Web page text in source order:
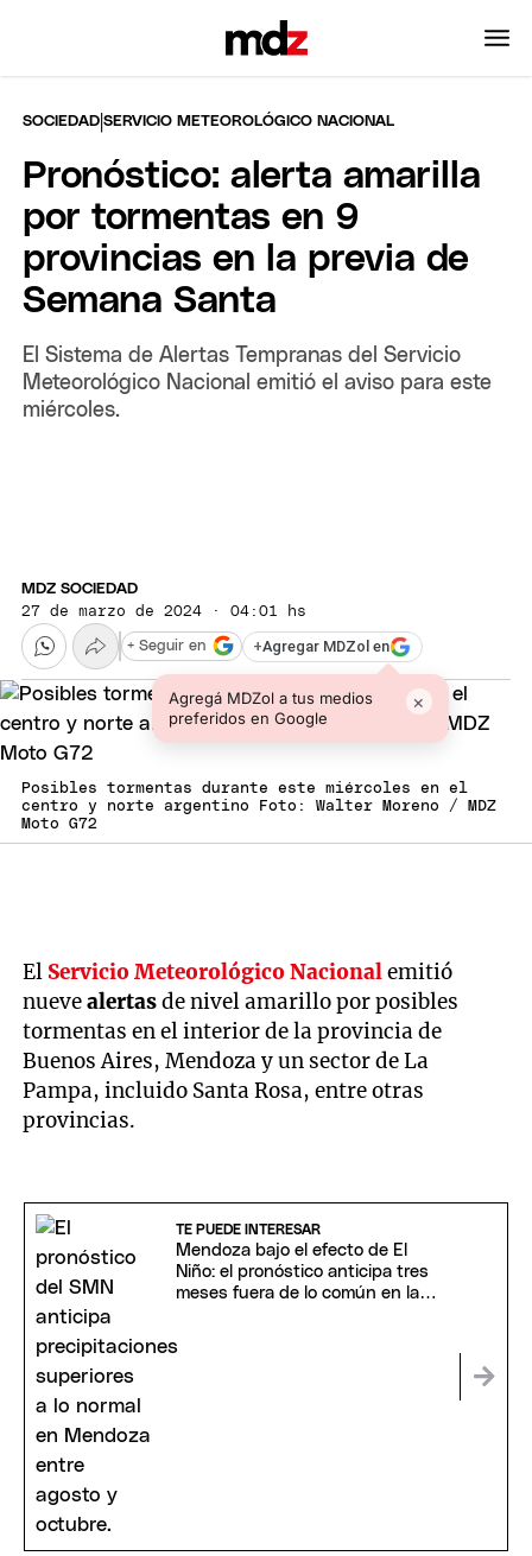
SOCIEDAD |SERVICIO METEOROLÓGICO NACIONAL
Pronóstico: alerta amarilla
por tormentas en 9
provincias en la previa de
Semana Santa
El Sistema de Alertas Tempranas del Servicio
Meteorológico Nacional emitió el aviso para este
miércoles.
MDZ SOCIEDAD
27 de marzo de 2024 · 04:01 hs
+Agregar MDZol en
Agregá MDZol a tus medios
preferidos en Google
×
+ Seguir en
Posibles tormentas durante este miércoles en el
centro y norte argentino Foto: Walter Moreno / MDZ
Moto G72
El Servicio Meteorológico Nacionalemitió
nuevealertasde nivel amarillo por posibles
tormentas en el interior de la provincia de
Buenos Aires, Mendoza y un sector de La
Pampa, incluido Santa Rosa, entre otras
provincias.
TE PUEDE INTERESAR
Mendoza bajo el efecto de El
Niño: el pronóstico anticipa tres
meses fuera de lo común en la